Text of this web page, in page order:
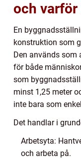
och varför
En
konstruktion som
Den används som
för både
som
minst 1,25 meter
inte bara som
Det handlar i
Arbetsyta:
och arbeta på.